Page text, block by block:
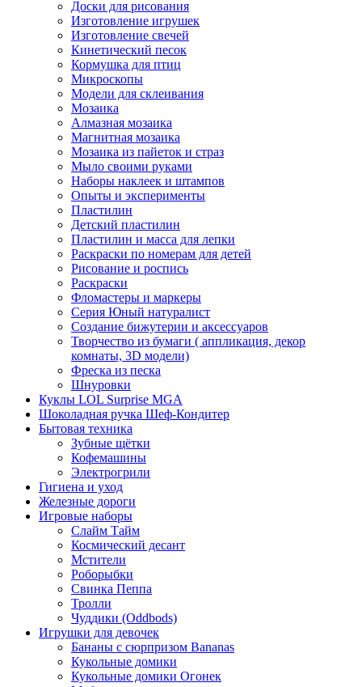
Доски для рисования
Изготовление игрушек
Изготовление свечей
Кинетический песок
Кормушка для птиц
Микроскопы
Модели для склеивания
Мозаика
Алмазная мозаика
Магнитная мозаика
Мозаика из пайеток и страз
Мыло своими руками
Наборы наклеек и штампов
Опыты и эксперименты
Пластилин
Детский пластилин
Пластилин и масса для лепки
Раскраски по номерам для детей
Рисование и роспись
Раскраски
Фломастеры и маркеры
Серия Юный натуралист
Создание бижутерии и аксессуаров
Творчество из бумаги ( аппликация, декор
комнаты, 3D модели)
Фреска из песка
Шнуровки
Куклы LOL Surprise MGA
Шоколадная ручка Шеф-Кондитер
Бытовая техника
Зубные щётки
Кофемашины
Электрогрили
Гигиена и уход
Железные дороги
Игровые наборы
Слайм Тайм
Космический десант
Мстители
Роборыбки
Свинка Пеппа
Тролли
Чуддики (Oddbods)
Игрушки для девочек
Бананы с сюрпризом Bananas
Кукольные домики
Кукольные домики Огонек